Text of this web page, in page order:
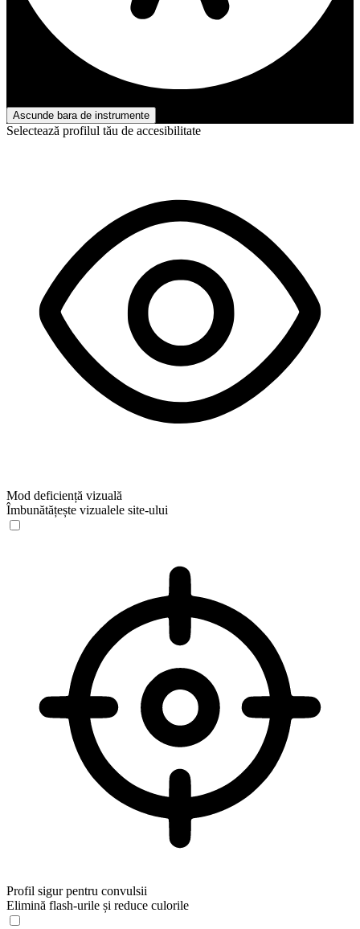
Ascunde bara de instrumente
Selectează profilul tău de accesibilitate
Mod deficiență vizuală
Îmbunătățește vizualele site-ului
Profil sigur pentru convulsii
Elimină flash-urile și reduce culorile